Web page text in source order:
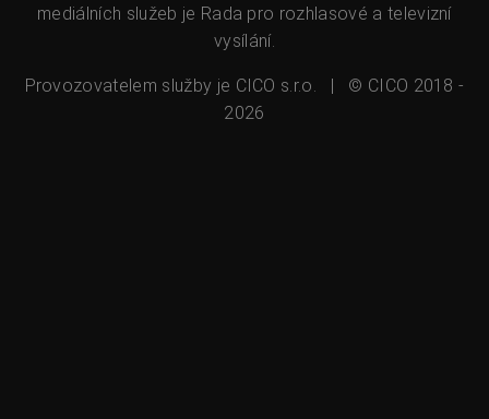
mediálních služeb je Rada pro rozhlasové a televizní
vysílání.
Provozovatelem služby je CICO s.r.o. | © CICO 2018 -
2026